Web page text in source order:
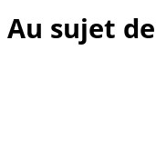
Au sujet